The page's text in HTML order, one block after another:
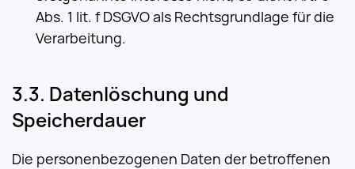
Abs. 1 lit. f DSGVO als Rechtsgrundlage für die
Verarbeitung.
Datenlöschung und
Speicherdauer
Die personenbezogenen Daten der betroffenen